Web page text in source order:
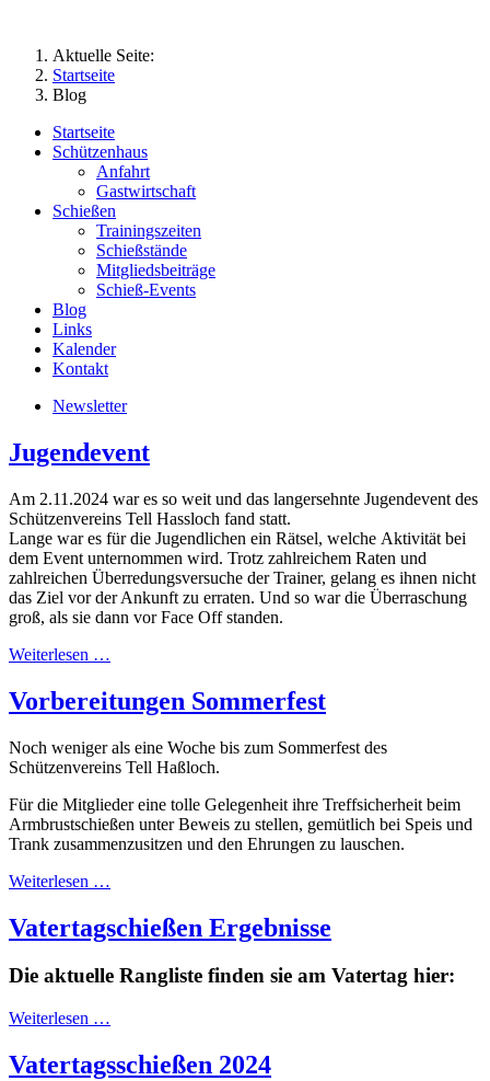
Aktuelle Seite:
Startseite
Blog
Startseite
Schützenhaus
Anfahrt
Gastwirtschaft
Schießen
Trainingszeiten
Schießstände
Mitgliedsbeiträge
Schieß-Events
Blog
Links
Kalender
Kontakt
Newsletter
Jugendevent
Am 2.11.2024 war es so weit und das langersehnte Jugendevent des
Schützenvereins Tell Hassloch fand statt.
Lange war es für die Jugendlichen ein Rätsel, welche Aktivität bei
dem Event unternommen wird. Trotz zahlreichem Raten und
zahlreichen Überredungsversuche der Trainer, gelang es ihnen nicht
das Ziel vor der Ankunft zu erraten. Und so war die Überraschung
groß, als sie dann vor Face Off standen.
Weiterlesen …
Vorbereitungen Sommerfest
Noch weniger als eine Woche bis zum Sommerfest des
Schützenvereins Tell Haßloch.
Für die Mitglieder eine tolle Gelegenheit ihre Treffsicherheit beim
Armbrustschießen unter Beweis zu stellen, gemütlich bei Speis und
Trank zusammenzusitzen und den Ehrungen zu lauschen.
Weiterlesen …
Vatertagschießen Ergebnisse
Die aktuelle Rangliste finden sie am Vatertag hier:
Weiterlesen …
Vatertagsschießen 2024